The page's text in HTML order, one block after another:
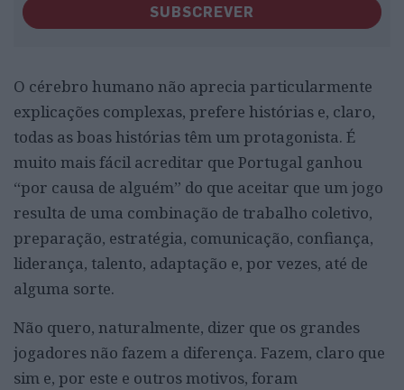
SUBSCREVER
O cérebro humano não aprecia particularmente
explicações complexas, prefere histórias e, claro,
todas as boas histórias têm um protagonista. É
muito mais fácil acreditar que Portugal ganhou
“por causa de alguém” do que aceitar que um jogo
resulta de uma combinação de trabalho coletivo,
preparação, estratégia, comunicação, confiança,
liderança, talento, adaptação e, por vezes, até de
alguma sorte.
Não quero, naturalmente, dizer que os grandes
jogadores não fazem a diferença. Fazem, claro que
sim e, por este e outros motivos, foram